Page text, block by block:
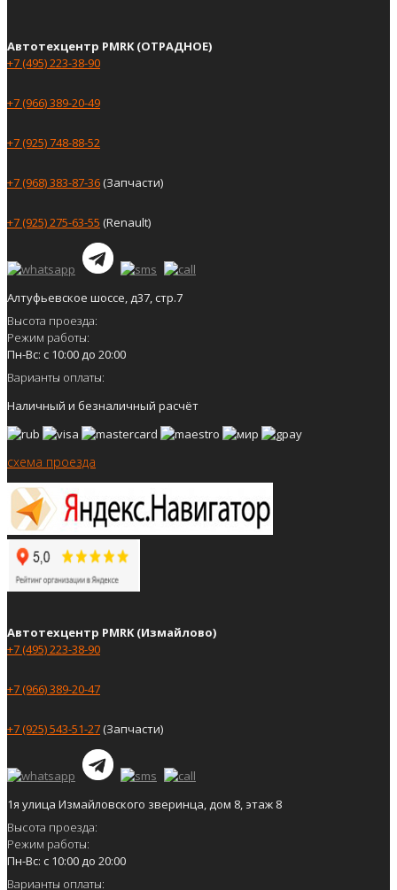
Автотехцентр PMRK (ОТРАДНОЕ)
+7 (495) 223-38-90
+7 (966) 389-20-49
+7 (925) 748-88-52
+7 (968) 383-87-36(Запчасти)
+7 (925) 275-63-55 (Renault)
Алтуфьевское шоссе, д37, стр.7
Высота проезда:
Режим работы:
Пн-Вс: с 10:00 до 20:00
Варианты оплаты:
Наличный и безналичный расчёт
схема проезда
Автотехцентр PMRK (Измайлово)
+7 (495) 223-38-90
+7 (966) 389-20-47
+7 (925) 543-51-27(Запчасти)
1я улица Измайловского зверинца, дом 8, этаж 8
Высота проезда:
Режим работы:
Пн-Вс: с 10:00 до 20:00
Варианты оплаты: